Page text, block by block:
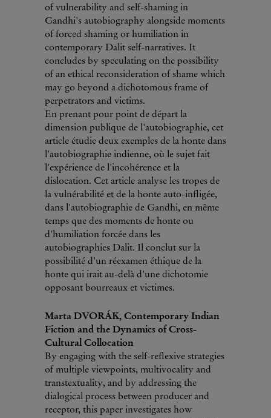
of vulnerability and self-shaming in
Gandhi's autobiography alongside moments
of forced shaming or humiliation in
contemporary Dalit self-narratives. It
concludes by speculating on the possibility
of an ethical reconsideration of shame which
may go beyond a dichotomous frame of
perpetrators and victims.
En prenant pour point de départ la
dimension publique de l'autobiographie, cet
article étudie deux exemples de la honte dans
l'autobiographie indienne, où le sujet fait
l'expérience de l'incohérence et la
dislocation. Cet article analyse les tropes de
la vulnérabilité et de la honte auto-infligée,
dans l'autobiographie de Gandhi, en même
temps que des moments de honte ou
d'humiliation forcée dans les
autobiographies Dalit. Il conclut sur la
possibilité d'un réexamen éthique de la
honte qui irait au-delà d'une dichotomie
opposant bourreaux et victimes.
Marta DVORÁK, Contemporary Indian
Fiction and the Dynamics of Cross-
Cultural Collocation
By engaging with the self-reflexive strategies
of multiple viewpoints, multivocality and
transtextuality, and by addressing the
dialogical process between producer and
receptor, this paper investigates how